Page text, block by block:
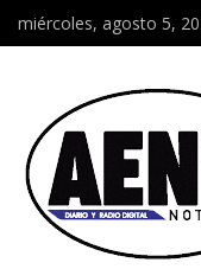
miércoles, agosto 5,